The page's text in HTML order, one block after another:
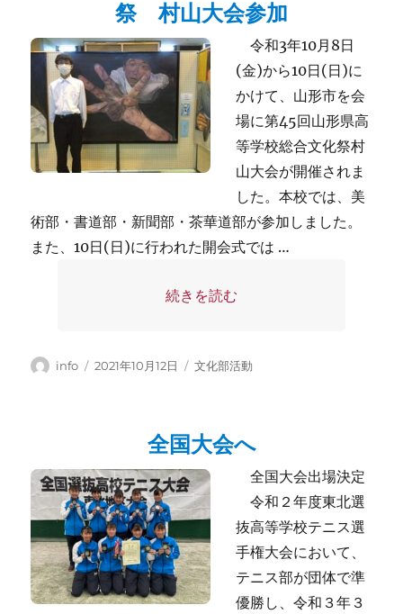
祭 村山大会参加
令和3年10月8日
(金)から10日(日)に
かけて、山形市を会
場に第45回山形県高
等学校総合文化祭村
山大会が開催されま
した。本校では、美
術部・書道部・新聞部・茶華道部が参加しました。
また、10日(日)に行われた開会式では …
“第45回山形県高等学校総合文化
続きを読む
投
info
投
2021年10月12日
カ
ー
文化部活動
全国大会へ
全国大会出場決定
令和２年度東北選
抜高等学校テニス選
手権大会において、
テニス部が団体で準
優勝し、令和３年３